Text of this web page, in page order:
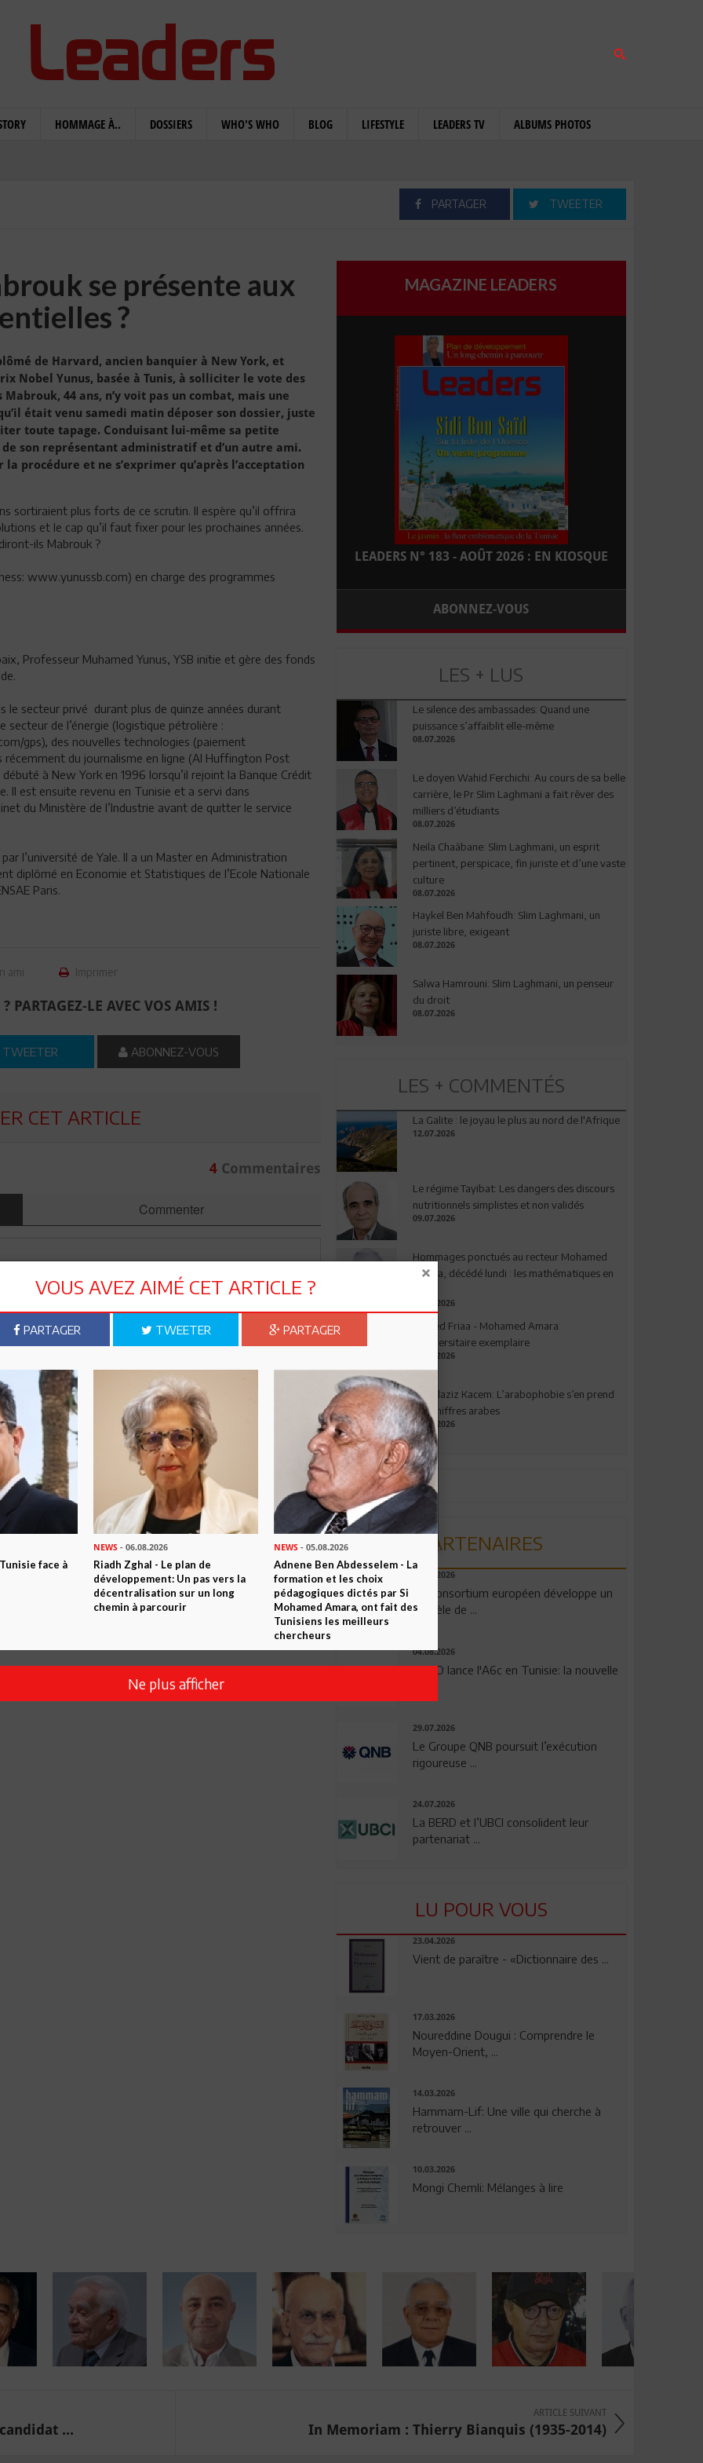
HOMMAGE À.. DOSSIERS WHO'S WHO BLOG LIFESTYLE LEADERS TV ALBUMS PHOTOS
PARTAGER TWEETER
se présente aux
?
de Harvard, ancien banquier à New York, et
Nobel Yunus, basée à Tunis, à solliciter le vote des
44 ans, n’y voit pas un combat, mais une
était venu samedi matin déposer son dossier, juste
toute tapage. Conduisant lui-même sa petite
son représentant administratif et d’un autre ami.
procédure et ne s’exprimer qu’après l’acceptation
sortiraient plus forts de ce scrutin. Il espère qu’il offrira
et le cap qu’il faut fixer pour les prochaines années.
ils Mabrouk ?
www.yunussb.com) en charge des programmes
Professeur Muhamed Yunus, YSB initie et gère des fonds
le secteur privé durant plus de quinze années durant
secteur de l’énergie (logistique pétrolière :
gps), des nouvelles technologies (paiement
du journalisme en ligne (Al Huffington Post
à New York en 1996 lorsqu’il rejoint la Banque Crédit
Il est ensuite revenu en Tunisie et a servi dans
du Ministère de l’Industrie avant de quitter le service
l’université de Yale. Il a un Master en Administration
diplômé en Economie et Statistiques de l’Ecole Nationale
Paris.
ami Imprimer
PARTAGEZ-LE AVEC VOS AMIS !
TWEETER ABONNEZ-VOUS
CET ARTICLE
4Commentaires
Commenter
candidats, c'est quand même une fierté pour la
Mabrouk !!
a un CV conséquent,et son profil m'intéresse.Je vais devoir
Tunisie,tout en lui souhaitant bon courage.
SE PRESENDE AUX ELECTIONS ????VOUS N'AVEZ PAS
MAGAZINE LEADERS
LEADERS N° 183 - AOÛT 2026 : EN KIOSQUE
ABONNEZ-VOUS
LES + LUS
Le silence des ambassades: Quand une
puissance s’affaiblit elle-même
08.07.2026
Le doyen Wahid Ferchichi: Au cours de sa belle
carrière, le Pr Slim Laghmani a fait rêver des
milliers d’étudiants
08.07.2026
Neila Chaâbane: Slim Laghmani, un esprit
pertinent, perspicace, fin juriste et d’une vaste
culture
08.07.2026
Haykel Ben Mahfoudh: Slim Laghmani, un
juriste libre, exigeant
08.07.2026
Salwa Hamrouni: Slim Laghmani, un penseur
du droit
08.07.2026
LES + COMMENTÉS
La Galite : le joyau le plus au nord de l'Afrique
12.07.2026
Le régime Tayibat: Les dangers des discours
nutritionnels simplistes et non validés
09.07.2026
Hommages ponctués au recteur Mohamed
Amara, décédé lundi : les mathématiques en
03.08.2026
Ahmed Friaa - Mohamed Amara:
l’Universitaire exemplaire
04.08.2026
Abdelaziz Kacem: L’arabophobie s’en prend
aux chiffres arabes
09.07.2026
PARTENAIRES
06.08.2026
Un consortium européen développe un
modèle de ...
04.08.2026
OPPO lance l'A6c en Tunisie: la nouvelle
29.07.2026
Le Groupe QNB poursuit l’exécution
rigoureuse ...
24.07.2026
La BERD et l’UBCI consolident leur
partenariat ...
LU POUR VOUS
23.04.2026
Vient de paraître - «Dictionnaire des ...
17.03.2026
Noureddine Dougui : Comprendre le
Moyen-Orient, ...
14.03.2026
Hammam-Lif: Une ville qui cherche à
retrouver ...
10.03.2026
Mongi Chemli: Mélanges à lire
...
ARTICLE SUIVANT
In Memoriam : Thierry Bianquis (1935-2014)
VOUS AVEZ AIMÉ CET ARTICLE ?
PARTAGER TWEETER PARTAGER
face à
NEWS - 06.08.2026
Riadh Zghal - Le plan de
développement: Un pas vers la
décentralisation sur un long
chemin à parcourir
NEWS- 05.08.2026
Adnene Ben Abdesselem - La
formation et les choix
pédagogiques dictés par Si
Mohamed Amara, ont fait des
Tunisiens les meilleurs
chercheurs
Ne plus afficher